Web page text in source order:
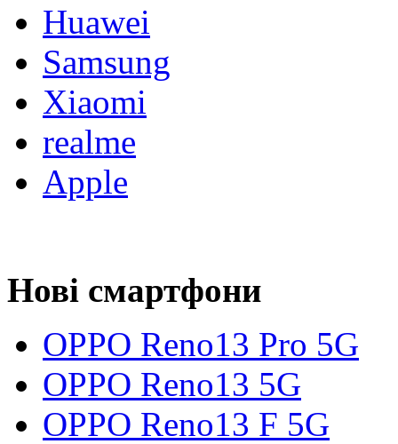
Huawei
Samsung
Xiaomi
realme
Apple
Нові смартфони
OPPO Reno13 Pro 5G
OPPO Reno13 5G
OPPO Reno13 F 5G